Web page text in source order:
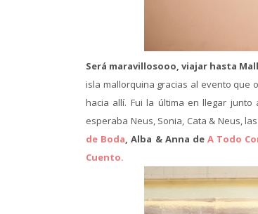
Será maravillosooo, viajar hasta
isla mallorquina gracias al evento que
hacia allí. Fui la última en llegar junto
esperaba Neus, Sonia, Cata & Neus,
de Boda, Alba & Anna deA Todo
Cuento.